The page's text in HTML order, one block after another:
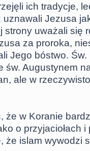
ich tradycje,
uznawali Jezusa
strony uważali się
za proroka,
Jego bóstwo. Św.
św. Augustynem
ale w
że w Koranie
o przyjaciołach i
że islam wywodzi